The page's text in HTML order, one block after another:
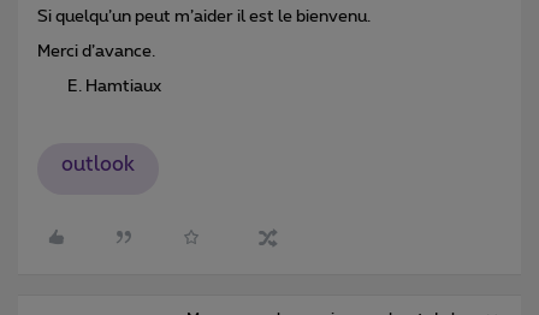
Si quelqu’un peut m’aider il est le bienvenu.
Merci d’avance.
Hamtiaux
outlook